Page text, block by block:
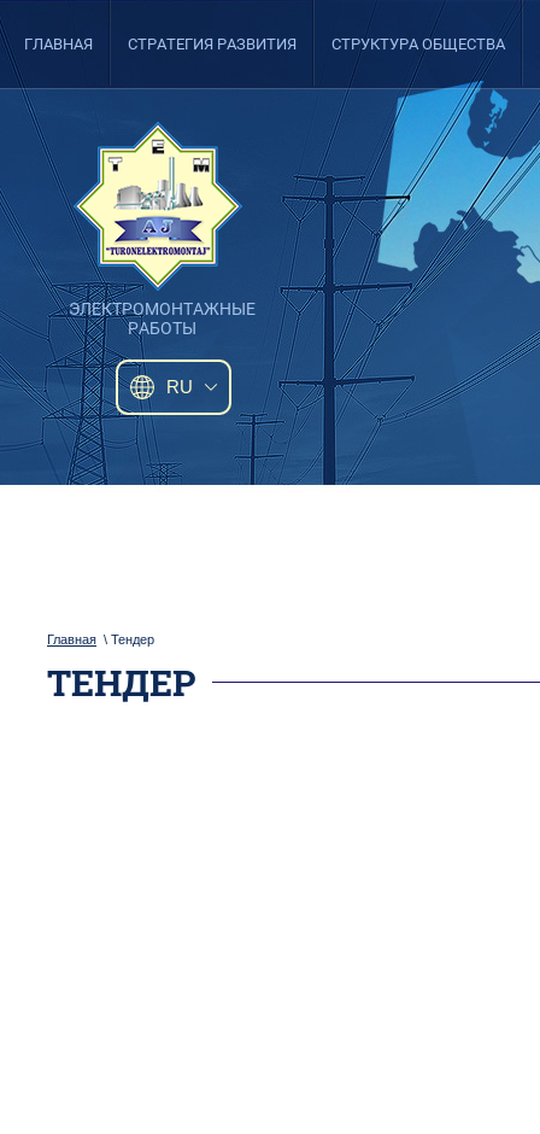
ЭЛЕКТРОМОНТАЖНЫЕ
РАБОТЫ
RU
ГЛАВНАЯ СТРАТЕГИЯ РАЗВИТИЯ СТРУКТУРА ОБЩЕСТВА
Главная \ Тендер
ТЕНДЕР